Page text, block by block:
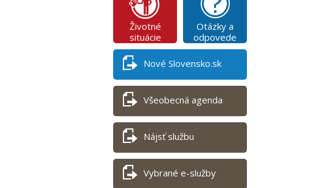
Životné
situácie
Otázky a
odpovede
Nové Slovensko.sk
Všeobecná agenda
Nájsť službu
Vybrané e-služby